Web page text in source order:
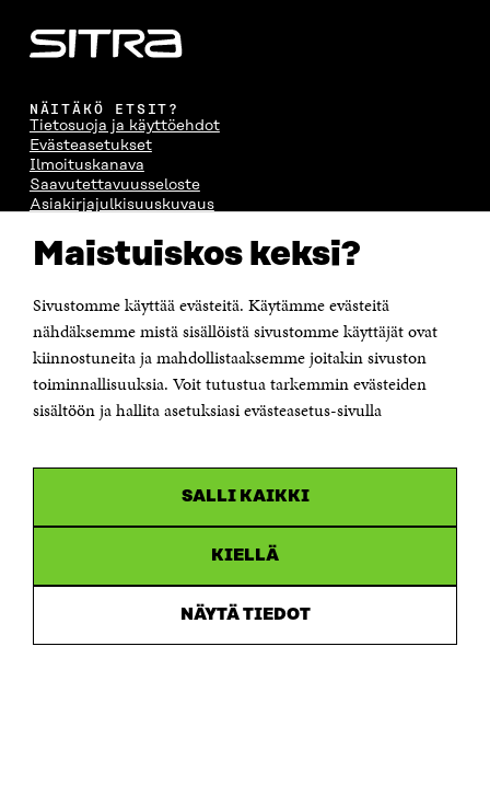
Maistuiskos keksi?
Sivustomme käyttää evästeitä. Käytämme evästeitä
nähdäksemme mistä sisällöistä sivustomme käyttäjät ovat
kiinnostuneita ja mahdollistaaksemme joitakin sivuston
toiminnallisuuksia. Voit tutustua tarkemmin evästeiden
sisältöön ja hallita asetuksiasi evästeasetus-sivulla
SALLI KAIKKI
KIELLÄ
NÄYTÄ TIEDOT
NÄITÄKÖ ETSIT?
Tietosuoja ja käyttöehdot
Evästeasetukset
Ilmoituskanava
Saavutettavuusseloste
Asiakirjajulkisuuskuvaus
Suomen itsenäisyyden juhlarahasto Sitra
Itämerenkatu 11-13, PL 160,
00181 Helsinki
Puhelin +358 294 618 991
etunimi.sukunimi@sitra.fi tai sitra@sitra.fi
OLEMME NÄISSÄ SOMEISSA
Avautuu